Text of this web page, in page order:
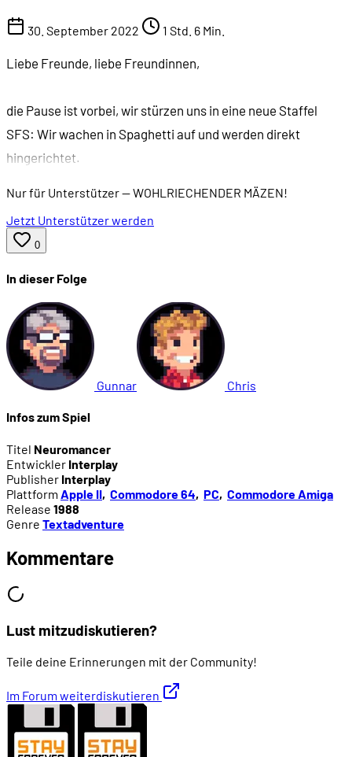
30. September 2022 1 Std. 6 Min.
Liebe Freunde, liebe Freundinnen,
die Pause ist vorbei, wir stürzen uns in eine neue Staffel
SFS: Wir wachen in Spaghetti auf und werden direkt
hingerichtet.
Nur für Unterstützer— WOHLRIECHENDER MÄZEN!
Jetzt Unterstützer werden
0
In dieser Folge
Gunnar Chris
Infos zum Spiel
Titel Neuromancer
Entwickler Interplay
Publisher Interplay
Plattform Apple II, Commodore 64, PC, Commodore Amiga
Release 1988
Genre Textadventure
Kommentare
Lust mitzudiskutieren?
Teile deine Erinnerungen mit der Community!
Im Forum weiterdiskutieren